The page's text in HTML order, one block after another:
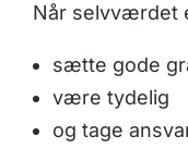
Når selvværdet
sætte gode
være tydelig
og tage